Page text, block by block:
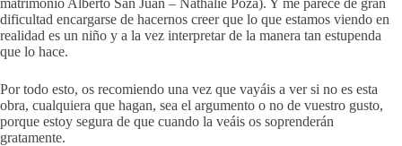
matrimonio Alberto San Juan – Nathalie Poza). Y me parece de gran
dificultad encargarse de hacernos creer que lo que estamos viendo en
realidad es un niño y a la vez interpretar de la manera tan estupenda
que lo hace.
Por todo esto, os recomiendo una vez que vayáis a ver si no es esta
obra, cualquiera que hagan, sea el argumento o no de vuestro gusto,
porque estoy segura de que cuando la veáis os soprenderán
gratamente.